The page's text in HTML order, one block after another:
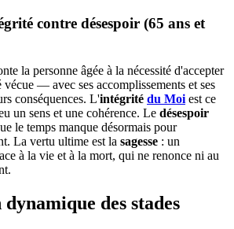
contre désespoir (65 ans et
la personne âgée à la nécessité d'accepter
vécue — avec ses accomplissements et ses
conséquences. L'intégrité du Moi est ce
un sens et une cohérence. Le désespoir
le temps manque désormais pour
La vertu ultime est la sagesse : un
à la vie et à la mort, qui ne renonce ni au
des stades